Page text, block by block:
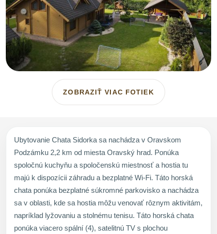
ZOBRAZIŤ VIAC FOTIEK
Ubytovanie Chata Sidorka sa nachádza v Oravskom
Podzámku 2,2 km od miesta Oravský hrad. Ponúka
spoločnú kuchyňu a spoločenskú miestnosť a hostia tu
majú k dispozícii záhradu a bezplatné Wi-Fi. Táto horská
chata ponúka bezplatné súkromné parkovisko a nachádza
sa v oblasti, kde sa hostia môžu venovať rôznym aktivitám,
napríklad lyžovaniu a stolnému tenisu. Táto horská chata
ponúka viacero spální (4), satelitnú TV s plochou